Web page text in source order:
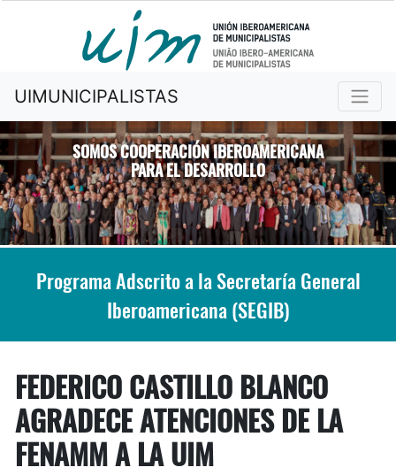
UIMUNICIPALISTAS
SOMOS COOPERACIÓN IBEROAMERICANA
PARA EL DESARROLLO
Previous Next
Programa Adscrito a la Secretaría General
Iberoamericana (SEGIB)
FEDERICO CASTILLO BLANCO
AGRADECE ATENCIONES DE LA
FENAMM A LA UIM